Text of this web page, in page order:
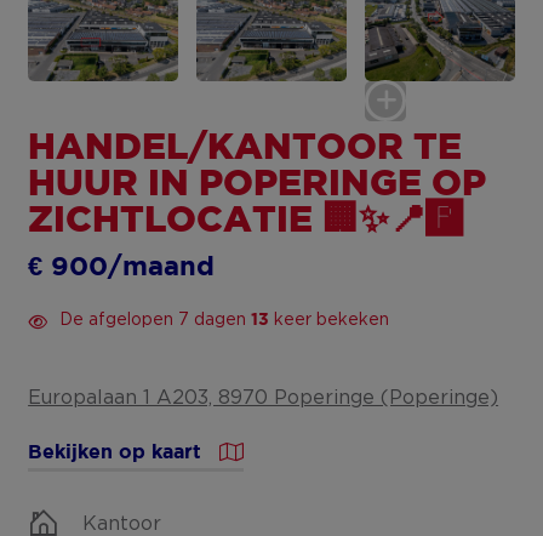
HANDEL/KANTOOR TE
HUUR IN POPERINGE OP
ZICHTLOCATIE 🏢✨📍🅿️
De afgelopen 7 dagen13 keer bekeken
€ 900/maand
Europalaan 1 A203, 8970 Poperinge (Poperinge)
Bekijken op kaart
Kantoor